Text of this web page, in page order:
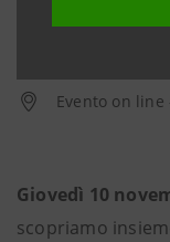
Evento on line
Giovedì 10
scopriamo